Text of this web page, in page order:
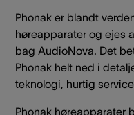
Phonak er blandt
høreapparater og ejes
bag AudioNova. Det
Phonak helt ned i
teknologi, hurtig
Phonak høreapparater